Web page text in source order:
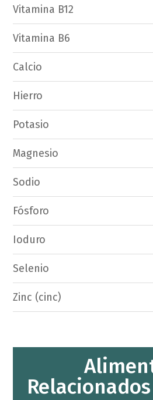
Vitamina B12
Vitamina B6
Calcio
Hierro
Potasio
Magnesio
Sodio
Fósforo
Ioduro
Selenio
Zinc (cinc)